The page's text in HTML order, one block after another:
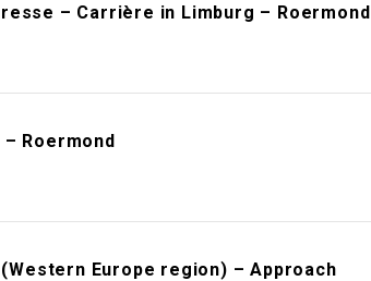
– Carrière in Limburg – Roermond
Roermond
Europe region) – Approach